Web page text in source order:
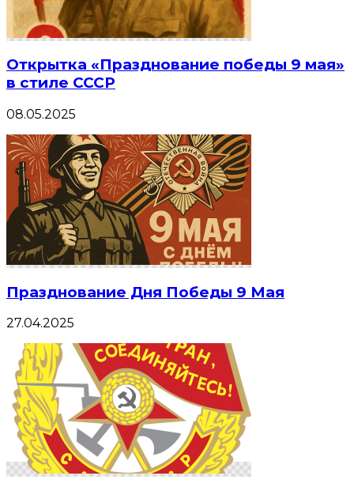
Открытка «Празднование победы 9 мая»
в стиле СССР
08.05.2025
Празднование Дня Победы 9 Мая
27.04.2025